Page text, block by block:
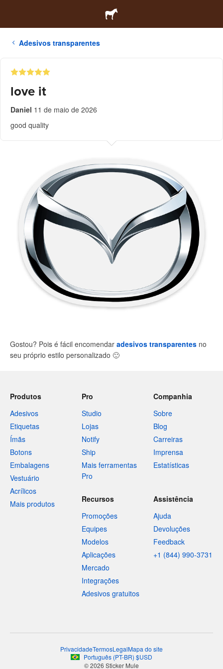
Adesivos transparentes
love it
Daniel 11 de maio de 2026
good quality
Gostou? Pois é fácil encomendar adesivos transparentes no
seu próprio estilo personalizado 🙂
Produtos
Adesivos
Etiquetas
Ímãs
Botons
Embalagens
Vestuário
Acrílicos
Mais produtos
Pro
Studio
Lojas
Notify
Ship
Mais ferramentas
Pro
Companhia
Sobre
Blog
Carreiras
Imprensa
Estatísticas
Recursos
Promoções
Equipes
Modelos
Aplicações
Mercado
Integrações
Adesivos gratuitos
Assistência
Ajuda
Devoluções
Feedback
+1 (844) 990-3731
PrivacidadeTermosLegalMapa do site
Português (PT-BR) $USD
© 2026 Sticker Mule